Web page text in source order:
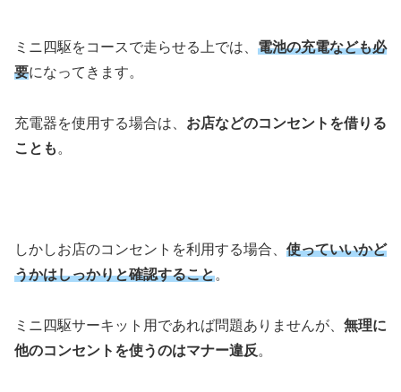
ミニ四駆をコースで走らせる上では、 電池の充電なども必
要になってきます。
充電器を使用する場合は、 お店などのコンセントを借りる
ことも 。
しかしお店のコンセントを利用する場合、 使っていいかど
うかはしっかりと確認すること。
ミニ四駆サーキット用であれば問題ありませんが、 無理に
他のコンセントを使うのはマナー違反 。